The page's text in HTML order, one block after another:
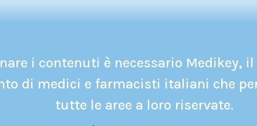
i contenuti è necessario Medikey,
di medici e farmacisti italiani che
tutte le aree a loro riservate.